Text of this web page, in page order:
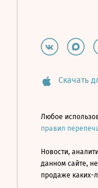
Скачать
Любое
правил
Новости,
данном сайте,
продаже каких-